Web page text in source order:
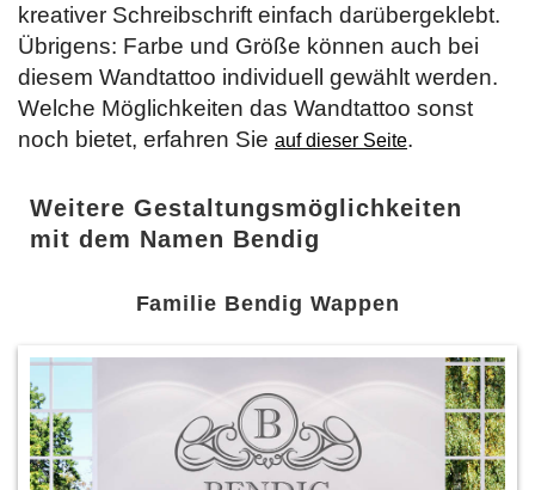
kreativer Schreibschrift einfach darübergeklebt.
Übrigens: Farbe und Größe können auch bei
diesem Wandtattoo individuell gewählt werden.
Welche Möglichkeiten das Wandtattoo sonst
noch bietet, erfahren Sie auf dieser Seite.
Weitere Gestaltungsmöglichkeiten
mit dem Namen Bendig
Familie Bendig Wappen